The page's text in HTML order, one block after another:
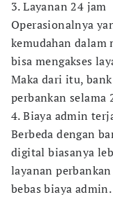
3. Layanan 24 jam
Operasionalnya
kemudahan dalam
bisa mengakses
Maka dari itu,
perbankan selama
4. Biaya admin
Berbeda dengan
digital biasanya
layanan
bebas biaya admin.